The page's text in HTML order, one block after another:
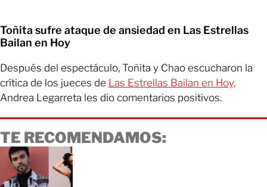
Toñita sufre ataque de ansiedad en Las Estrellas
Bailan en Hoy
Después del espectáculo, Toñita y Chao escucharon la
crítica de los jueces de Las Estrellas Bailan en Hoy,
Andrea Legarreta les dio comentarios positivos.
TE RECOMENDAMOS: